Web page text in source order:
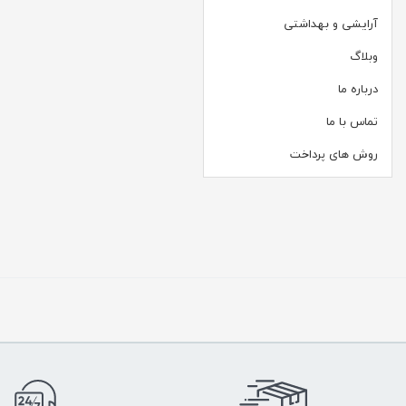
آرایشی و بهداشتی
وبلاگ
درباره ما
تماس با ما
روش های پرداخت